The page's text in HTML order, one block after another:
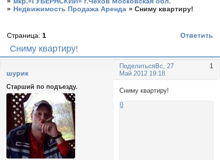
» Недвижимость Продажа Аренда »Сниму квартиру!
Сниму квартиру!
Страница: 1 Ответить
Поделиться 1
Вс, 27
Май 2012 19:18
шурик
Старший по подъезду.
Сниму квартиру!
0